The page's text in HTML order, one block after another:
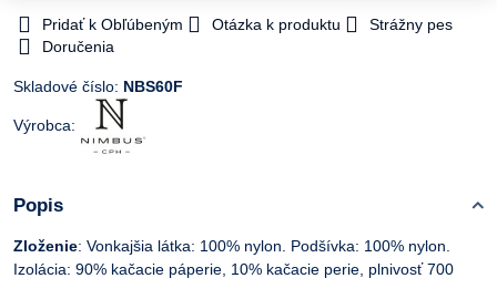
Pridať k Obľúbeným Otázka k produktu
Strážny pes
Doručenia
Skladové číslo: NBS60F
Výrobca:
Popis
Zloženie: Vonkajšia látka: 100% nylon. Podšívka: 100% nylon.
Izolácia: 90% kačacie páperie, 10% kačacie perie, plnivosť 700